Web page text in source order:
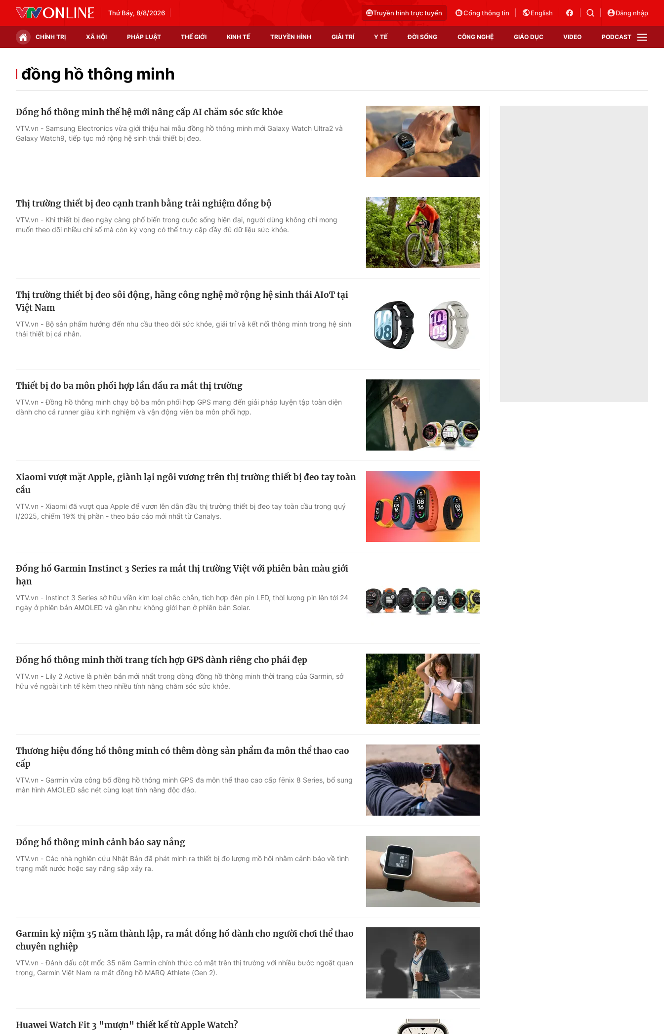
Thứ Bảy, 8/8/2026 Truyền hình trực tuyến Cổng thông tin English Đăng nhập
CHÍNH TRỊ XÃ HỘI PHÁP LUẬT THẾ GIỚI KINH TẾ TRUYỀN HÌNH GIẢI TRÍ Y TẾ ĐỜI SỐNG CÔNG NGHỆ GIÁO DỤC VIDEO PODCAST
Chính trị Xã hội
Thế giới đó đây
Thị trường
Video
Shorts video
Podcast
EMagazine
Photo
Infographic
Góc ảnh
Điện ảnh
Âm nhạc
Sao
Du lịch
Chất lượng cuộc sống
Tuyển sinh
Công nghệ
Sản phẩm
Thị trường
Tư vấn
VTV Sức khoẻ
đồng hồ thông minh
Đồng hồ thông minh thế hệ mới nâng cấp AI chăm sóc sức khỏe
VTV.vn - Samsung Electronics vừa giới thiệu hai mẫu đồng hồ thông minh mới Galaxy Watch Ultra2 và
Galaxy Watch9, tiếp tục mở rộng hệ sinh thái thiết bị đeo.
Thị trường thiết bị đeo cạnh tranh bằng trải nghiệm đồng bộ
VTV.vn - Khi thiết bị đeo ngày càng phổ biến trong cuộc sống hiện đại, người dùng không chỉ mong
muốn theo dõi nhiều chỉ số mà còn kỳ vọng có thể truy cập đầy đủ dữ liệu sức khỏe.
Thị trường thiết bị đeo sôi động, hãng công nghệ mở rộng hệ sinh thái AIoT tại
Việt Nam
VTV.vn - Bộ sản phẩm hướng đến nhu cầu theo dõi sức khỏe, giải trí và kết nối thông minh trong hệ sinh
thái thiết bị cá nhân.
Thiết bị đo ba môn phối hợp lần đầu ra mắt thị trường
VTV.vn - Đồng hồ thông minh chạy bộ ba môn phối hợp GPS mang đến giải pháp luyện tập toàn diện
dành cho cả runner giàu kinh nghiệm và vận động viên ba môn phối hợp.
Xiaomi vượt mặt Apple, giành lại ngôi vương trên thị trường thiết bị đeo tay toàn
cầu
VTV.vn - Xiaomi đã vượt qua Apple để vươn lên dẫn đầu thị trường thiết bị đeo tay toàn cầu trong quý
I/2025, chiếm 19% thị phần - theo báo cáo mới nhất từ Canalys.
Đồng hồ Garmin Instinct 3 Series ra mắt thị trường Việt với phiên bản màu giới
hạn
VTV.vn - Instinct 3 Series sở hữu viền kim loại chắc chắn, tích hợp đèn pin LED, thời lượng pin lên tới 24
ngày ở phiên bản AMOLED và gần như không giới hạn ở phiên bản Solar.
Đồng hồ thông minh thời trang tích hợp GPS dành riêng cho phái đẹp
VTV.vn - Lily 2 Active là phiên bản mới nhất trong dòng đồng hồ thông minh thời trang của Garmin, sở
hữu vẻ ngoài tinh tế kèm theo nhiều tính năng chăm sóc sức khỏe.
Thương hiệu đồng hồ thông minh có thêm dòng sản phẩm đa môn thể thao cao
cấp
VTV.vn - Garmin vừa công bố đồng hồ thông minh GPS đa môn thể thao cao cấp fēnix 8 Series, bổ sung
màn hình AMOLED sắc nét cùng loạt tính năng độc đáo.
Đồng hồ thông minh cảnh báo say nắng
VTV.vn - Các nhà nghiên cứu Nhật Bản đã phát minh ra thiết bị đo lượng mồ hôi nhằm cảnh báo về tình
trạng mất nước hoặc say nắng sắp xảy ra.
Garmin kỷ niệm 35 năm thành lập, ra mắt đồng hồ dành cho người chơi thể thao
chuyên nghiệp
VTV.vn - Đánh dấu cột mốc 35 năm Garmin chính thức có mặt trên thị trường với nhiều bước ngoặt quan
trọng, Garmin Việt Nam ra mắt đồng hồ MARQ Athlete (Gen 2).
Huawei Watch Fit 3 "mượn" thiết kế từ Apple Watch?